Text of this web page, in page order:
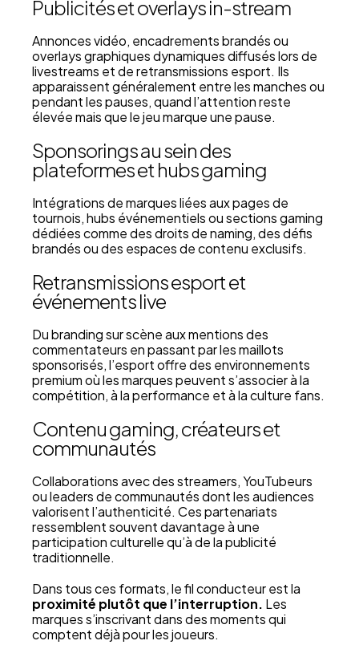
Publicités et overlays in-stream
Annonces vidéo, encadrements brandés ou
overlays graphiques dynamiques diffusés lors de
livestreams et de retransmissions esport. Ils
apparaissent généralement entre les manches ou
pendant les pauses, quand l’attention reste
élevée mais que le jeu marque une pause.
Sponsorings au sein des
plateformes et hubs gaming
Intégrations de marques liées aux pages de
tournois, hubs événementiels ou sections gaming
dédiées comme des droits de naming, des défis
brandés ou des espaces de contenu exclusifs.
Retransmissions esport et
événements live
Du branding sur scène aux mentions des
commentateurs en passant par les maillots
sponsorisés, l’esport offre des environnements
premium où les marques peuvent s’associer à la
compétition, à la performance et à la culture fans.
Contenu gaming, créateurs et
communautés
Collaborations avec des streamers, YouTubeurs
ou leaders de communautés dont les audiences
valorisent l’authenticité. Ces partenariats
ressemblent souvent davantage à une
participation culturelle qu’à de la publicité
traditionnelle.
Dans tous ces formats, le fil conducteur est la
proximité plutôt que l’interruption. Les
marques s’inscrivant dans des moments qui
comptent déjà pour les joueurs.